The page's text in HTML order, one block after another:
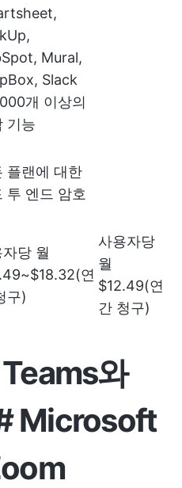
Mural,
Slack
개 이상의
기능
플랜에 대한
투 엔드 암호
당 월
연
구)
사용자당
월
$12.49(연
간 청구)
와
Microsoft